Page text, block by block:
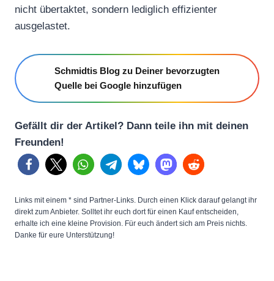
nicht übertaktet, sondern lediglich effizienter
ausgelastet.
Schmidtis Blog zu Deiner bevorzugten
Quelle bei Google hinzufügen
Gefällt dir der Artikel? Dann teile ihn mit deinen
Freunden!
Links mit einem * sind Partner-Links. Durch einen Klick darauf gelangt ihr
direkt zum Anbieter. Solltet ihr euch dort für einen Kauf entscheiden,
erhalte ich eine kleine Provision. Für euch ändert sich am Preis nichts.
Danke für eure Unterstützung!